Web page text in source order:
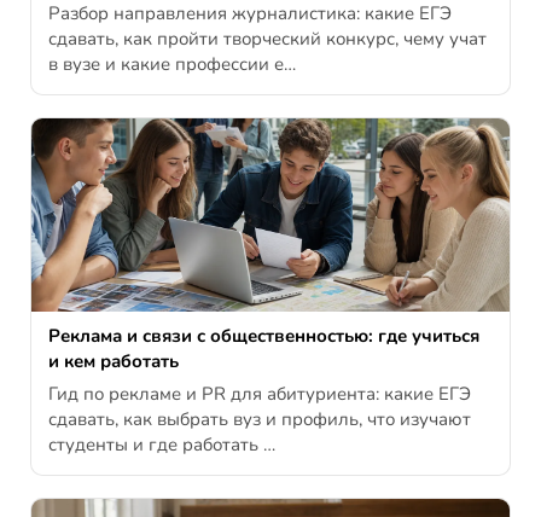
Разбор направления журналистика: какие ЕГЭ
сдавать, как пройти творческий конкурс, чему учат
в вузе и какие профессии е…
Реклама и связи с общественностью: где учиться
и кем работать
Гид по рекламе и PR для абитуриента: какие ЕГЭ
сдавать, как выбрать вуз и профиль, что изучают
студенты и где работать …